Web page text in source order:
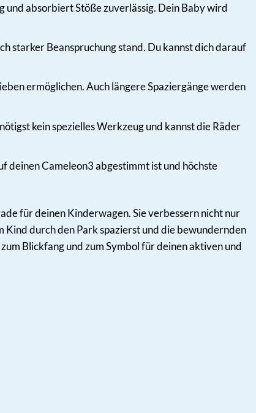
absorbiert Stöße zuverlässig. Dein Baby wird
starker Beanspruchung stand. Du kannst dich darauf
ermöglichen. Auch längere Spaziergänge werden
kein spezielles Werkzeug und kannst die Räder
deinen Cameleon3 abgestimmt ist und höchste
für deinen Kinderwagen. Sie verbessern nicht nur
durch den Park spazierst und die bewundernden
Blickfang und zum Symbol für deinen aktiven und